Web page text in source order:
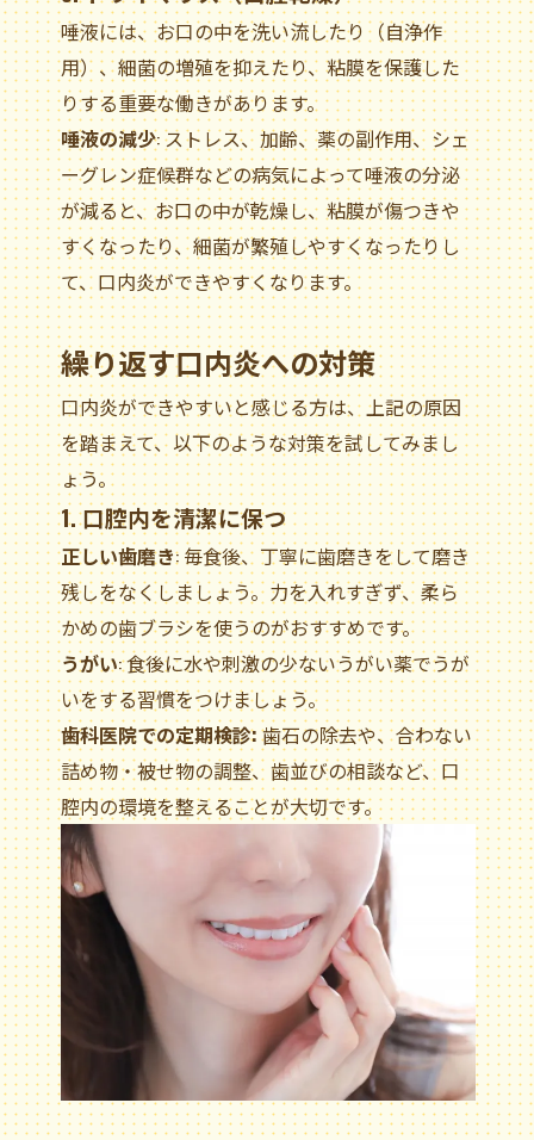
唾液には、お口の中を洗い流したり（自浄作
用）、細菌の増殖を抑えたり、粘膜を保護した
りする重要な働きがあります。
唾液の減少: ストレス、加齢、薬の副作用、シェ
ーグレン症候群などの病気によって唾液の分泌
が減ると、お口の中が乾燥し、粘膜が傷つきや
すくなったり、細菌が繁殖しやすくなったりし
て、口内炎ができやすくなります。
繰り返す口内炎への対策
口内炎ができやすいと感じる方は、上記の原因
を踏まえて、以下のような対策を試してみまし
ょう。
1. 口腔内を清潔に保つ
正しい歯磨き: 毎食後、丁寧に歯磨きをして磨き
残しをなくしましょう。力を入れすぎず、柔ら
かめの歯ブラシを使うのがおすすめです。
うがい: 食後に水や刺激の少ないうがい薬でうが
いをする習慣をつけましょう。
歯科医院での定期検診:歯石の除去や、合わない
詰め物・被せ物の調整、歯並びの相談など、口
腔内の環境を整えることが大切です。